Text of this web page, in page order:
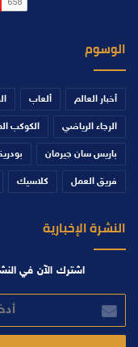
الوسوم
أخبار العالم ألعاب
الرجاء الرياضي الكوكب
باريس سان جيرمان
فريق العمل كلاسيك
النشرة الإخبارية
اشترك الآن في
أدخل
بريدك
الإلكتروني